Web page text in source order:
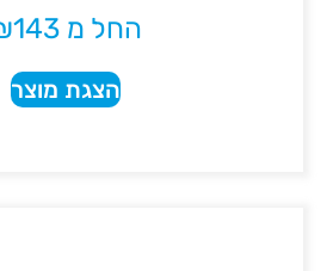
החל מ 143
הצגת מוצר